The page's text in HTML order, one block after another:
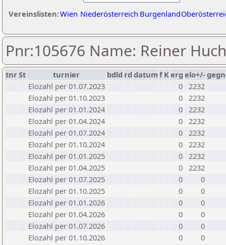
Vereinslisten:Wien Niederösterreich Burgenland
Pnr:105676 Name: Reiner Huch
tnrSt turnier bdld rd datumf Kerg elo+/-
Elozahl per 01.07.2023
0 2232
Elozahl per 01.10.2023
0 2232
Elozahl per 01.01.2024
0 2232
Elozahl per 01.04.2024
0 2232
Elozahl per 01.07.2024
0 2232
Elozahl per 01.10.2024
0 2232
Elozahl per 01.01.2025
0 2232
Elozahl per 01.04.2025
0 2232
Elozahl per 01.07.2025
0
0
Elozahl per 01.10.2025
0
0
Elozahl per 01.01.2026
0
0
Elozahl per 01.04.2026
0
0
Elozahl per 01.07.2026
0
0
Elozahl per 01.10.2026
0 0